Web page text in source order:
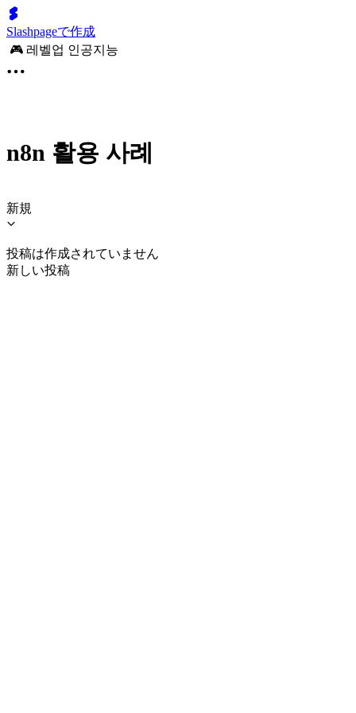
Slashpageで作成
🎮 레벨업 인공지능
n8n 활용 사례
新規
投稿は作成されていません
新しい投稿